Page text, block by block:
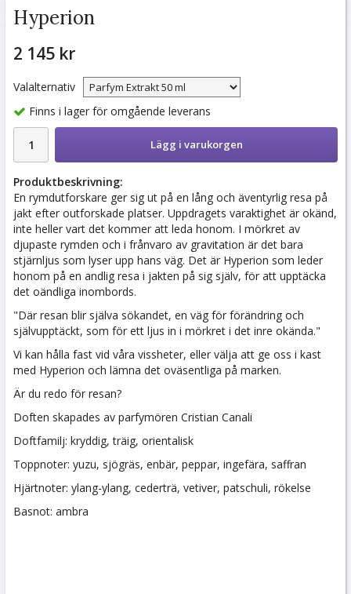
Hyperion
2 145 kr
Valalternativ
Finns i lager för omgående leverans
Lägg i varukorgen
Produktbeskrivning:
En rymdutforskare ger sig ut på en lång och äventyrlig resa på
jakt efter outforskade platser. Uppdragets varaktighet är okänd,
inte heller vart det kommer att leda honom. I mörkret av
djupaste rymden och i frånvaro av gravitation är det bara
stjärnljus som lyser upp hans väg. Det är Hyperion som leder
honom på en andlig resa i jakten på sig själv, för att upptäcka
det oändliga inombords.
"Där resan blir själva sökandet, en väg för förändring och
självupptäckt, som för ett ljus in i mörkret i det inre okända."
Vi kan hålla fast vid våra vissheter, eller välja att ge oss i kast
med Hyperion och lämna det oväsentliga på marken.
Är du redo för resan?
Doften skapades av parfymören Cristian Canali
Doftfamilj: kryddig, träig, orientalisk
Toppnoter: yuzu, sjögräs, enbär, peppar, ingefära, saffran
Hjärtnoter: ylang-ylang, cederträ, vetiver, patschuli, rökelse
Basnot: ambra